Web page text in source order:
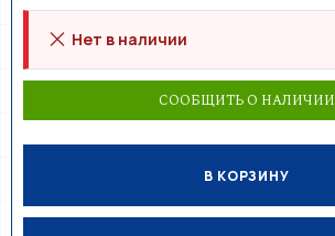
Нет в наличии
СООБЩИТЬ О НАЛИЧИИ
В КОРЗИНУ